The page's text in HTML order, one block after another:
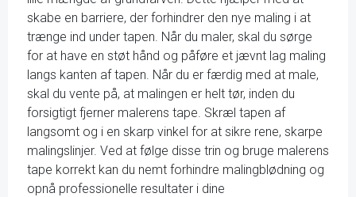
skabe en barriere, der forhindrer den nye maling i at
trænge ind under tapen. Når du maler, skal du sørge
for at have en støt hånd og påføre et jævnt lag maling
langs kanten af tapen. Når du er færdig med at male,
skal du vente på, at malingen er helt tør, inden du
forsigtigt fjerner malerens tape. Skræl tapen af
langsomt og i en skarp vinkel for at sikre rene, skarpe
malingslinjer. Ved at følge disse trin og bruge malerens
tape korrekt kan du nemt forhindre malingblødning og
opnå professionelle resultater i dine